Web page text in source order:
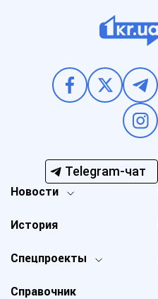
Telegram-чат
Новости
Спецпроекты
История
Справочник